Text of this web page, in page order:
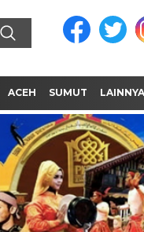
ACEH SUMUT LAINNYA